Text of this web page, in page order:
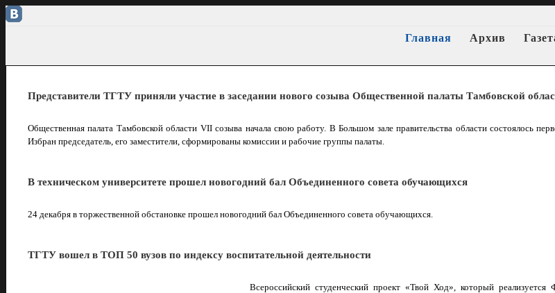
Главная Архив
Представители ТГТУ приняли участие в заседании нового созыва Общественной палаты Тамбовской
Общественная палата Тамбовской области VII созыва начала свою работу. В Большом зале правительства области состоялось
Избран председатель, его заместители, сформированы комиссии и рабочие группы палаты.
В техническом университете прошел новогодний бал Объединенного совета обучающихся
24 декабря в торжественной обстановке прошел новогодний бал Объединенного совета обучающихся.
ТГТУ вошел в ТОП 50 вузов по индексу воспитательной деятельности
Всероссийский студенческий проект «Твой Ход», который реализуется